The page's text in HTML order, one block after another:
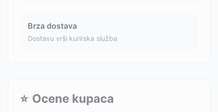
Brza dostava
Dostavu vrši kurirska služba
⭐ Ocene kupaca